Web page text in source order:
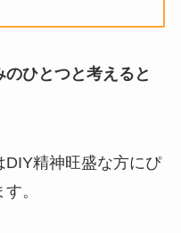
ひとつと考えると
DIY精神旺盛な方にぴ
。